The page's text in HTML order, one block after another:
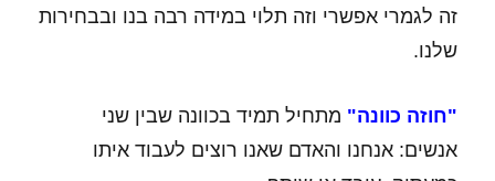
זה לגמרי אפשרי וזה תלוי במידה רבה בנו ובבחירות
שלנו.
"חוזה כוונה" מתחיל תמיד בכוונה שבין שני
אנשים: אנחנו והאדם שאנו רוצים לעבוד איתו